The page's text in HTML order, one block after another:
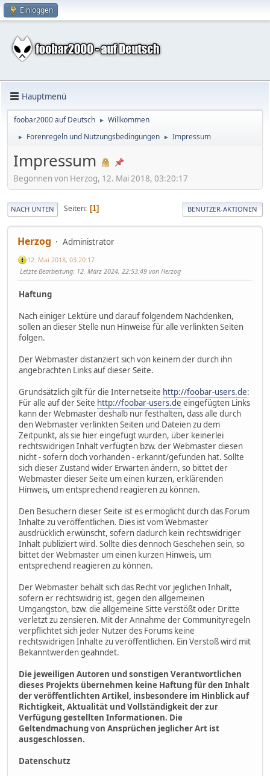
Einloggen
Hauptmenü
foobar2000 auf Deutsch ► Willkommen
► Forenregeln und Nutzungsbedingungen ► Impressum
Impressum
Begonnen von Herzog, 12. Mai 2018, 03:20:17
NACH UNTEN Seiten 1 BENUTZER-AKTIONEN
Herzog Administrator
12. Mai 2018, 03:20:17
Letzte Bearbeitung: 12. März 2024, 22:53:49 von Herzog
Haftung
Nach einiger Lektüre und darauf folgendem Nachdenken,
sollen an dieser Stelle nun Hinweise für alle verlinkten Seiten
folgen.
Der Webmaster distanziert sich von keinem der durch ihn
angebrachten Links auf dieser Seite.
Grundsätzlich gilt für die Internetseite http://foobar-users.de:
Für alle auf der Seite http://foobar-users.de eingefügten Links
kann der Webmaster deshalb nur festhalten, dass alle durch
den Webmaster verlinkten Seiten und Dateien zu dem
Zeitpunkt, als sie hier eingefügt wurden, über keinerlei
rechtswidrigen Inhalt verfügten bzw. der Webmaster diesen
nicht - sofern doch vorhanden - erkannt/gefunden hat. Sollte
sich dieser Zustand wider Erwarten ändern, so bittet der
Webmaster dieser Seite um einen kurzen, erklärenden
Hinweis, um entsprechend reagieren zu können.
Den Besuchern dieser Seite ist es ermöglicht durch das Forum
Inhalte zu veröffentlichen. Dies ist vom Webmaster
ausdrücklich erwünscht, sofern dadurch kein rechtswidriger
Inhalt publiziert wird. Sollte dies dennoch Geschehen sein, so
bittet der Webmaster um einen kurzen Hinweis, um
entsprechend reagieren zu können.
Der Webmaster behält sich das Recht vor jeglichen Inhalt,
sofern er rechtswidrig ist, gegen den allgemeinen
Umgangston, bzw. die allgemeine Sitte verstößt oder Dritte
verletzt zu zensieren. Mit der Annahme der Communityregeln
verpflichtet sich jeder Nutzer des Forums keine
rechtswidrigen Inhalte zu veröffentlichen. Ein Verstoß wird mit
Bekanntwerden geahndet.
Die jeweiligen Autoren und sonstigen Verantwortlichen
dieses Projekts übernehmen keine Haftung für den Inhalt
der veröffentlichten Artikel, insbesondere im Hinblick auf
Richtigkeit, Aktualität und Vollständigkeit der zur
Verfügung gestellten Informationen. Die
Geltendmachung von Ansprüchen jeglicher Art ist
ausgeschlossen.
Datenschutz